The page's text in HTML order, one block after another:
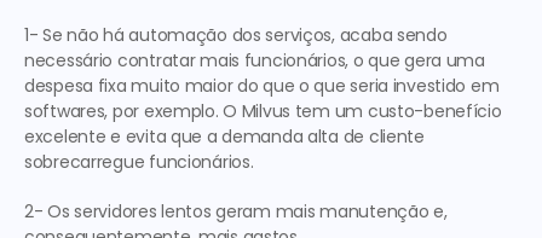
1- Se não há automação dos serviços, acaba sendo
necessário contratar mais funcionários, o que gera uma
despesa fixa muito maior do que o que seria investido em
softwares, por exemplo. O Milvus tem um custo-benefício
excelente e evita que a demanda alta de cliente
sobrecarregue funcionários.
2- Os servidores lentos geram mais manutenção e,